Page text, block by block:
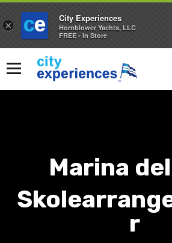
indhold
Menu
Marina
r
×
City Experiences
Hornblower Yachts, LLC
FREE - In Store